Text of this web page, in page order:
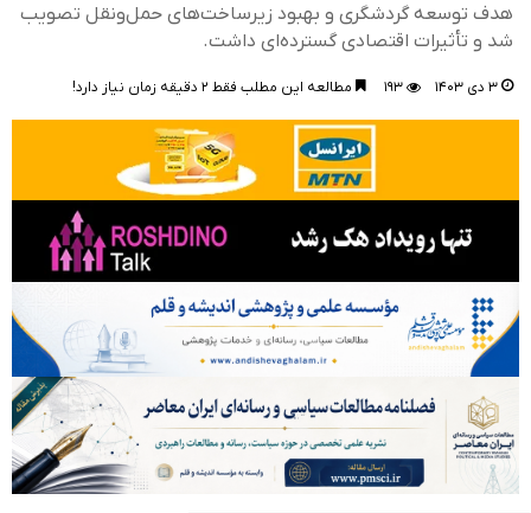
هدف توسعه گردشگری و بهبود زیرساخت‌های حمل‌ونقل تصویب
شد و تأثیرات اقتصادی گسترده‌ای داشت.
۳ دی ۱۴۰۳ ۱۹۳ مطالعه این مطلب فقط ۲ دقیقه زمان نیاز دارد!